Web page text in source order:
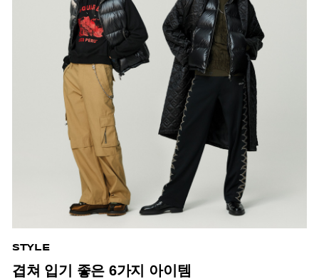
STYLE
겹쳐 입기 좋은 6가지 아이템